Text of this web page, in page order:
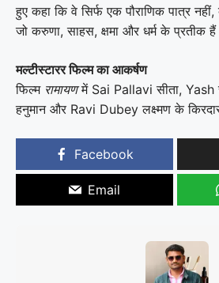
हुए कहा कि वे सिर्फ एक पौराणिक पात्र नहीं,
जो करुणा, साहस, क्षमा और धर्म के प्रतीक
मल्टीस्टारर फिल्म का आकर्षण
फिल्म रामायणमें Sai Pallavi सीता, Yash
हनुमान और Ravi Dubey लक्ष्मण के
Facebook
Email